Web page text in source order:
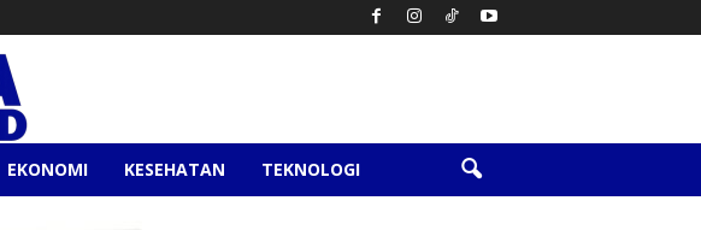
EKONOMI KESEHATAN TEKNOLOGI